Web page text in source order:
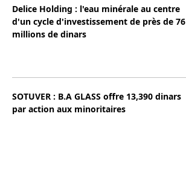
Delice Holding : l'eau minérale au centre
d'un cycle d'investissement de près de 76
millions de dinars
SOTUVER : B.A GLASS offre 13,390 dinars
par action aux minoritaires